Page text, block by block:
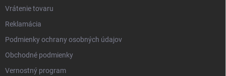
Vrátenie tovaru
Reklamácia
Podmienky ochrany osobných údajov
Obchodné podmienky
Vernostný program